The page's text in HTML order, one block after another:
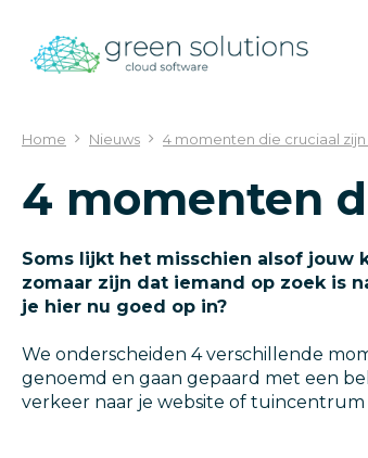
content
Home Nieuws 4 momenten die cruciaal
4 momenten
Soms lijkt het misschien alsof jouw
zomaar zijn dat iemand op zoek is
je hier nu goed op in?
We onderscheiden 4 verschillende
genoemd en gaan gepaard met een
verkeer naar je website of tuincentrum